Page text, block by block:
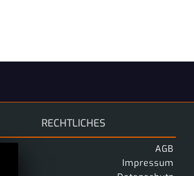
RECHTLICHES
AGB
Impressum